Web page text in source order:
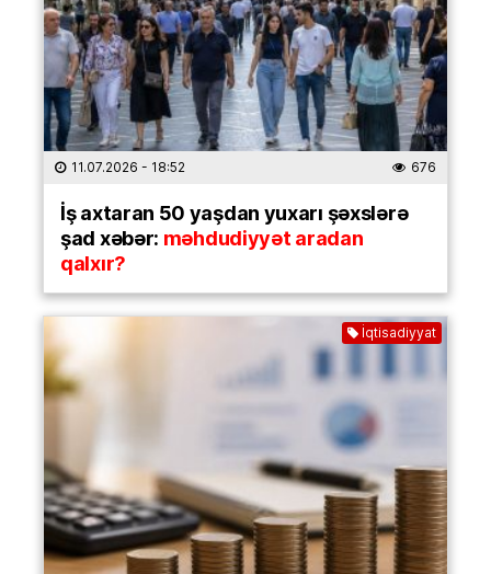
11.07.2026 - 18:52 676
İş axtaran 50 yaşdan yuxarı şəxslərə
şad xəbər: məhdudiyyət aradan
qalxır?
İqtisadiyyat